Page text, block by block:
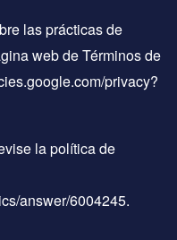
las prácticas de
web de Términos de
privacy?
la política de
answer/6004245.